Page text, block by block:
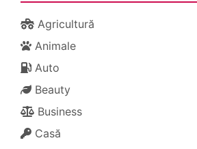
Agricultură
Animale
Auto
Beauty
Business
Casă